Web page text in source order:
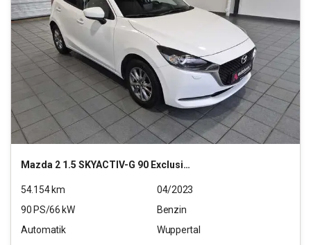
Mazda 2 1.5 SKYACTIV-G 90 Exclusive-Line (EURO 6d)
54.154km
04/2023
90 PS/66 kW
Benzin
Automatik
Wuppertal